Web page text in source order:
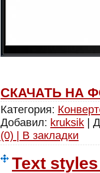
СКАЧАТЬ НА
Категория:
Добавил: kruksik |
(0) | В закладки
Text